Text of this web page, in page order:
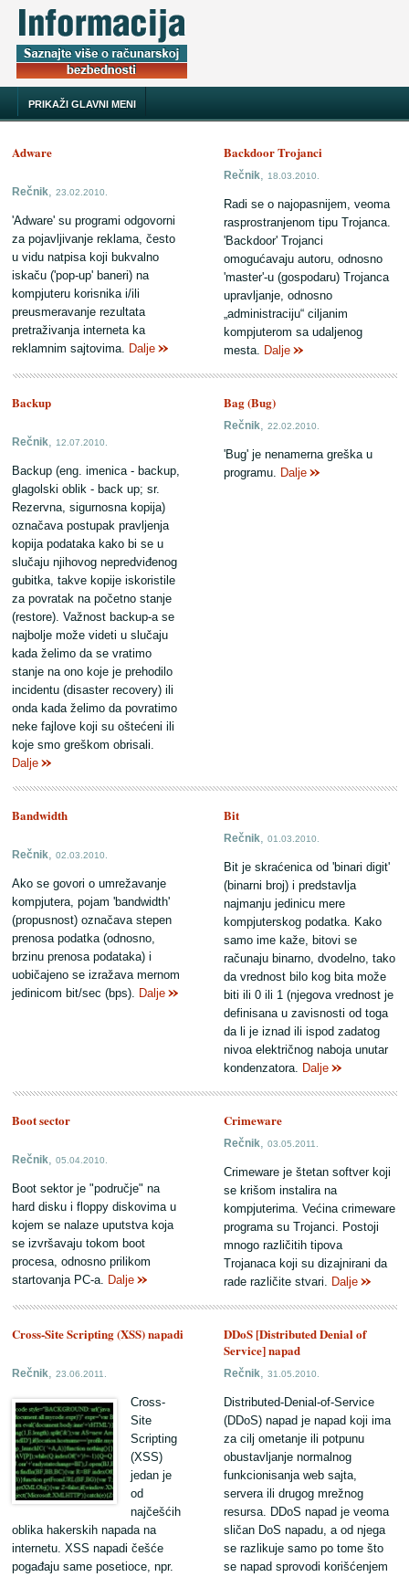
PRIKAŽI GLAVNI MENI
Backdoor Trojanci
Rečnik,18.03.2010.
Radi se o najopasnijem, veoma
rasprostranjenom tipu Trojanca.
'Backdoor' Trojanci
omogućavaju autoru, odnosno
'master'-u (gospodaru) Trojanca
upravljanje, odnosno
„administraciju“ ciljanim
kompjuterom sa udaljenog
mesta. Dalje
Adware
Rečnik,23.02.2010.
'Adware' su programi odgovorni
za pojavljivanje reklama, često
u vidu natpisa koji bukvalno
iskaču ('pop-up' baneri) na
kompjuteru korisnika i/ili
preusmeravanje rezultata
pretraživanja interneta ka
reklamnim sajtovima. Dalje
Bag (Bug)
Rečnik,22.02.2010.
'Bug' je nenamerna greška u
programu. Dalje
Backup
Rečnik,12.07.2010.
Backup (eng. imenica - backup,
glagolski oblik - back up; sr.
Rezervna, sigurnosna kopija)
označava postupak pravljenja
kopija podataka kako bi se u
slučaju njihovog nepredviđenog
gubitka, takve kopije iskoristile
za povratak na početno stanje
(restore). Važnost backup-a se
najbolje može videti u slučaju
kada želimo da se vratimo
stanje na ono koje je prehodilo
incidentu (disaster recovery) ili
onda kada želimo da povratimo
neke fajlove koji su oštećeni ili
koje smo greškom obrisali.
Dalje
Bit
Rečnik,01.03.2010.
Bit je skraćenica od 'binari digit'
(binarni broj) i predstavlja
najmanju jedinicu mere
kompjuterskog podatka. Kako
samo ime kaže, bitovi se
računaju binarno, dvodelno, tako
da vrednost bilo kog bita može
biti ili 0 ili 1 (njegova vrednost je
definisana u zavisnosti od toga
da li je iznad ili ispod zadatog
nivoa električnog naboja unutar
kondenzatora. Dalje
Bandwidth
Rečnik,02.03.2010.
Ako se govori o umrežavanje
kompjutera, pojam 'bandwidth'
(propusnost) označava stepen
prenosa podatka (odnosno,
brzinu prenosa podataka) i
uobičajeno se izražava mernom
jedinicom bit/sec (bps). Dalje
Crimeware
Rečnik,03.05.2011.
Crimeware je štetan softver koji
se krišom instalira na
kompjuterima. Većina crimeware
programa su Trojanci. Postoji
mnogo različitih tipova
Trojanaca koji su dizajnirani da
rade različite stvari. Dalje
Boot sector
Rečnik,05.04.2010.
Boot sektor je "područje" na
hard disku i floppy diskovima u
kojem se nalaze uputstva koja
se izvršavaju tokom boot
procesa, odnosno prilikom
startovanja PC-a. Dalje
DDoS [Distributed Denial of
Service] napad
Rečnik,31.05.2010.
Distributed-Denial-of-Service
(DDoS) napad je napad koji ima
za cilj ometanje ili potpunu
obustavljanje normalnog
funkcionisanja web sajta,
servera ili drugog mrežnog
resursa. DDoS napad je veoma
sličan DoS napadu, a od njega
se razlikuje samo po tome što
se napad sprovodi korišćenjem
Cross-Site Scripting (XSS) napadi
Rečnik,23.06.2011.
Cross-
Site
Scripting
(XSS)
jedan je
od
najčešćih
oblika hakerskih napada na
internetu. XSS napadi češće
pogađaju same posetioce, npr.